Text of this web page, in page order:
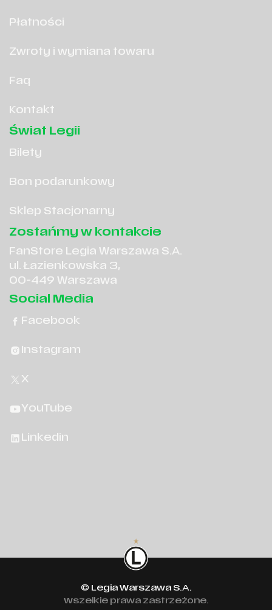
Płatności
Zwroty i wymiana towaru
Faq
Kontakt
Świat Legii
Bilety
Bon podarunkowy
Sklep Stacjonarny
Zostańmy w kontakcie
FanStore Legia Warszawa S.A.
ul. Łazienkowska 3,
00-449 Warszawa
Social Media
Facebook
Instagram
X
YouTube
Linkedin
© Legia Warszawa S.A.
Wszelkie prawa zastrzeżone.